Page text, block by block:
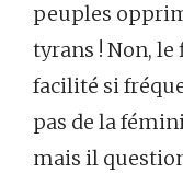
peuples
tyrans ! Non,
facilité si
pas de la
mais il